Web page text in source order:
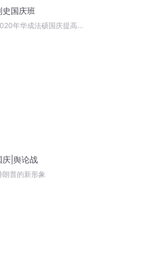
史国庆班
年华成法硕国庆提高班
庆|舆论战
朗普的新形象